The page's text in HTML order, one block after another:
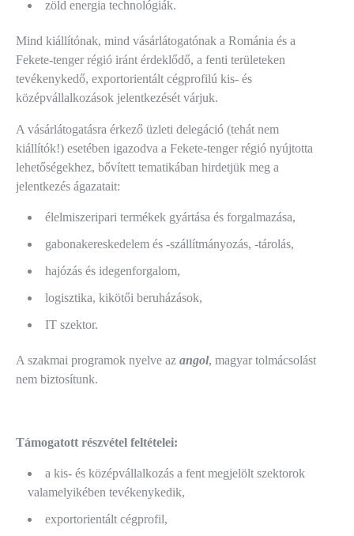
zöld energia technológiák.
Mind kiállítónak, mind vásárlátogatónak a Románia és a
Fekete-tenger régió iránt érdeklődő, a fenti területeken
tevékenykedő, exportorientált cégprofilú kis- és
középvállalkozások jelentkezését várjuk.
A vásárlátogatásra érkező üzleti delegáció (tehát nem
kiállítók!) esetében igazodva a Fekete-tenger régió nyújtotta
lehetőségekhez, bővített tematikában hirdetjük meg a
jelentkezés ágazatait:
élelmiszeripari termékek gyártása és forgalmazása,
gabonakereskedelem és -szállítmányozás, -tárolás,
hajózás és idegenforgalom,
logisztika, kikötői beruházások,
IT szektor.
A szakmai programok nyelve az angol, magyar tolmácsolást
nem biztosítunk.
Támogatott részvétel feltételei:
a kis- és középvállalkozás a fent megjelölt szektorok
valamelyikében tevékenykedik,
exportorientált cégprofil,